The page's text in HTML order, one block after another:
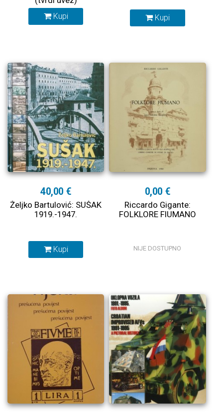
Kupi Kupi
40,00 €
Željko Bartulović: SUŠAK
1919.-1947.
Kupi
0,00 €
Riccardo Gigante:
FOLKLORE FIUMANO
NIJE DOSTUPNO